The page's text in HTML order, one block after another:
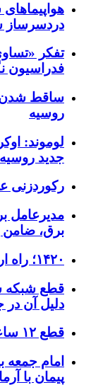
دردسرساز
تفکر
فدراسیون
روسیه
لوموند:
جدید روسیه
رکوردزنی
برق، ضامن
۱۴۲۰؛ راه ارتباطی بیمه شدگان تأمین‌اجتماعی
قطع شبکه
دلیل آن
قطع ۱۲ ساعته آب در ۲ محله بندرعباس
امام جمعه
پیمان با